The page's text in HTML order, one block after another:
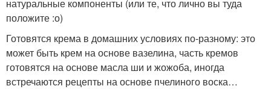
натуральные компоненты (или те, что лично вы туда
положите :о)
Готовятся крема в домашних условиях по-разному: это
может быть крем на основе вазелина, часть кремов
готовятся на основе масла ши и жожоба, иногда
встречаются рецепты на основе пчелиного воска…